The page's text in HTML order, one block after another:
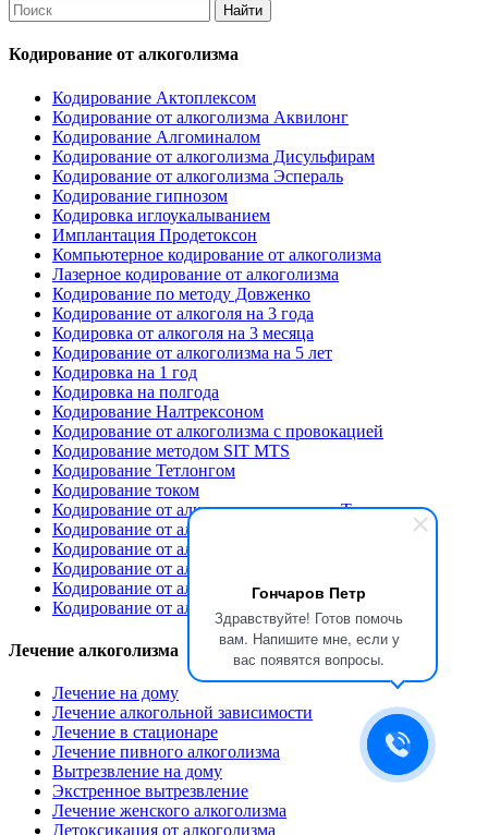
Гончаров Петр
Здравствуйте! Готов помочь
вам. Напишите мне, если у
вас появятся вопросы.
Найти
Кодирование от алкоголизма
Кодирование Актоплексом
Кодирование от алкоголизма Аквилонг
Кодирование Алгоминалом
Кодирование от алкоголизма Дисульфирам
Кодирование от алкоголизма Эспераль
Кодирование гипнозом
Кодировка иглоукалыванием
Имплантация Продетоксон
Компьютерное кодирование от алкоголизма
Лазерное кодирование от алкоголизма
Кодирование по методу Довженко
Кодирование от алкоголя на 3 года
Кодировка от алкоголя на 3 месяца
Кодирование от алкоголизма на 5 лет
Кодировка на 1 год
Кодировка на полгода
Кодирование Налтрексоном
Кодирование от алкоголизма с провокацией
Кодирование методом SIT MTS
Кодирование Тетлонгом
Кодирование током
Кодирование от алкоголизма методом Торпедо
Кодирование от алкоголизма Тройной блок
Кодирование от алкоголизма уколом
Кодирование от алкоголизма уколом под лопатку
Кодирование от алкоголизма Вивитролом
Кодирование от алкоголизма вшиванием ампулы
Лечение алкоголизма
Лечение на дому
Лечение алкогольной зависимости
Лечение в стационаре
Лечение пивного алкоголизма
Вытрезвление на дому
Экстренное вытрезвление
Лечение женского алкоголизма
Детоксикация от алкоголизма